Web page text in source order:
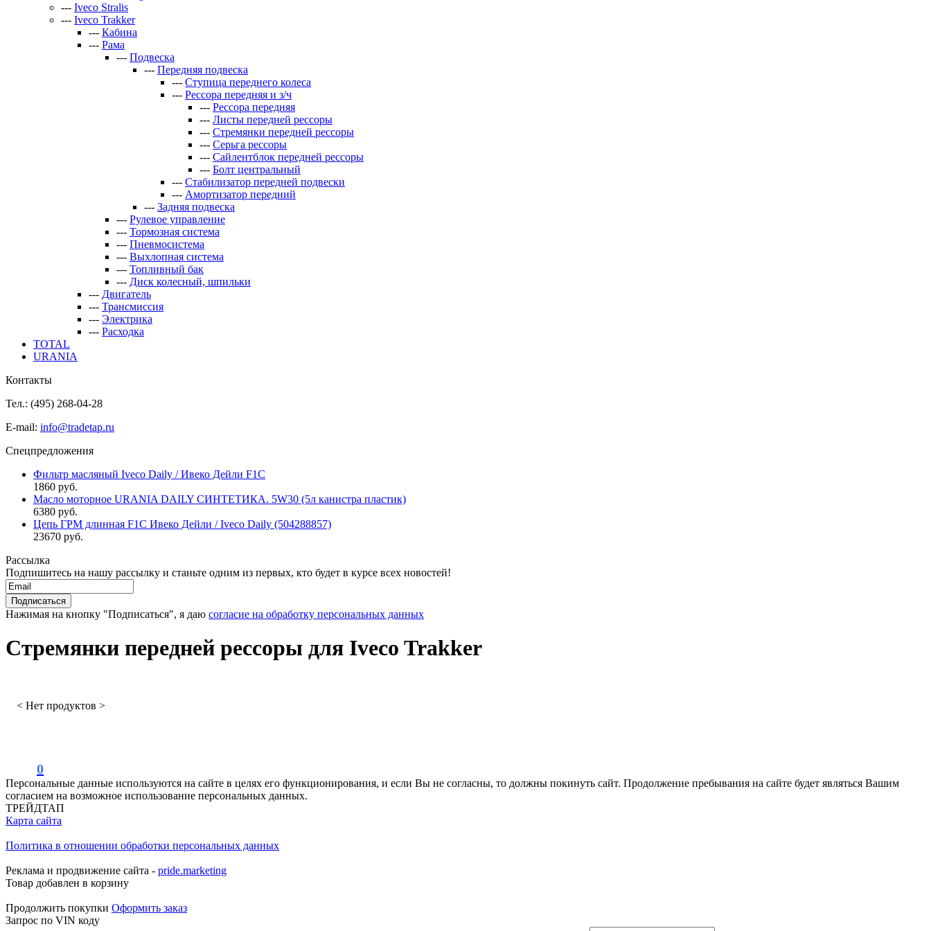
--- Iveco Stralis
--- Iveco Trakker
--- Кабина
--- Рама
--- Подвеска
--- Передняя подвеска
--- Ступица переднего колеса
--- Рессора передняя и з/ч
--- Рессора передняя
--- Листы передней рессоры
--- Стремянки передней рессоры
--- Серьга рессоры
--- Сайлентблок передней рессоры
--- Болт центральный
--- Стабилизатор передней подвески
--- Амортизатор передний
--- Задняя подвеска
--- Рулевое управление
--- Тормозная система
--- Пневмосистема
--- Выхлопная система
--- Топливный бак
--- Диск колесный, шпильки
--- Двигатель
--- Трансмиссия
--- Электрика
--- Расходка
TOTAL
URANIA
Контакты
Тел.: (495) 268-04-28
E-mail: info@tradetap.ru
Спецпредложения
Фильтр масляный Iveco Daily / Ивеко Дейли F1C
1860 руб.
Масло моторное URANIA DAILY СИНТЕТИКА. 5W30 (5л канистра пластик)
6380 руб.
Цепь ГРМ длинная F1C Ивеко Дейли / Iveco Daily (504288857)
23670 руб.
Рассылка
Подпишитесь на нашу рассылку и станьте одним из первых, кто будет в курсе всех новостей!
Нажимая на кнопку "Подписаться", я даю согласие на обработку персональных данных
Стремянки передней рессоры для Iveco Trakker
< Нет продуктов >
0
Персональные данные используются на сайте в целях его функционирования, и если Вы не согласны, то должны покинуть сайт. Продолжение пребывания на сайте будет являться Вашим
согласием на возможное использование персональных данных.
ТРЕЙДТАП
Карта сайта
Политика в отношении обработки персональных данных
Реклама и продвижение сайта - pride.marketing
Товар добавлен в корзину
Продолжить покупки Оформить заказ
Запрос по VIN коду